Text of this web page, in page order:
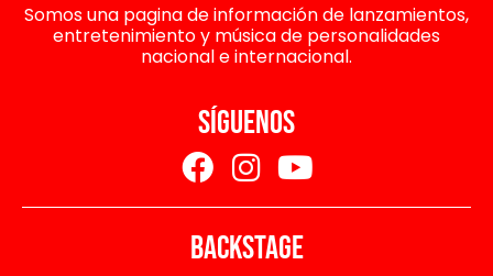
Somos una pagina de información de lanzamientos,
entretenimiento y música de personalidades
nacional e internacional.
SÍGUENOS
BACKSTAGE